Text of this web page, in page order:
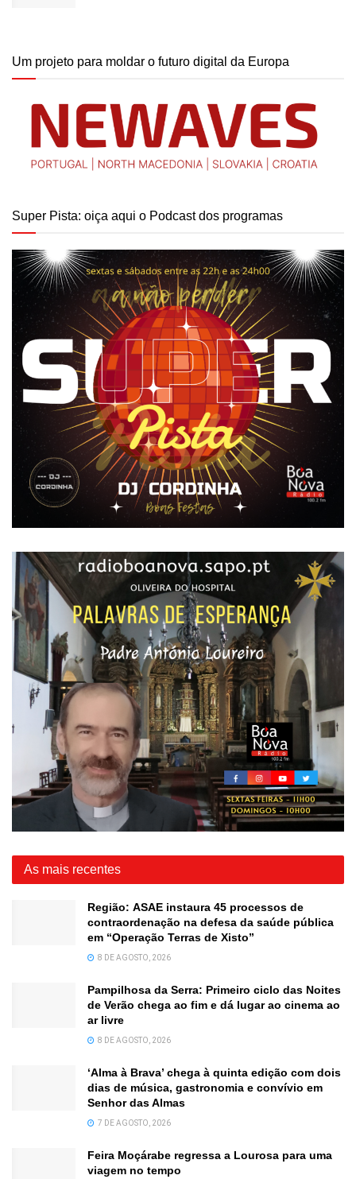
Um projeto para moldar o futuro digital da Europa
Super Pista: oiça aqui o Podcast dos programas
As mais recentes
Região: ASAE instaura 45 processos de
contraordenação na defesa da saúde pública
em “Operação Terras de Xisto”
8 DE AGOSTO, 2026
Pampilhosa da Serra: Primeiro ciclo das Noites
de Verão chega ao fim e dá lugar ao cinema ao
ar livre
8 DE AGOSTO, 2026
‘Alma à Brava’ chega à quinta edição com dois
dias de música, gastronomia e convívio em
Senhor das Almas
7 DE AGOSTO, 2026
Feira Moçárabe regressa a Lourosa para uma
viagem no tempo